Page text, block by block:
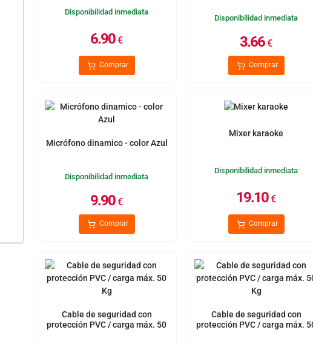
Disponibilidad inmediata
6.90€
Comprar
Disponibilidad inmediata
3.66€
Comprar
Micrófono dinamico - color Azul
Disponibilidad inmediata
9.90€
Comprar
Mixer karaoke
Disponibilidad inmediata
19.10€
Comprar
Cable de seguridad con
protección PVC / carga máx. 50
Cable de seguridad con
protección PVC / carga máx.